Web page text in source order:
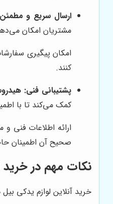
ارسال سریع و
مشتریان امکان
امکان پیگیری
کنند.
پشتیبانی فنی:
کمک می‌کند تا با
ارائه اطلاعات
صحیح آن اطمینان
نکات مهم در خرید
خرید آنلاین لوازم یدکی